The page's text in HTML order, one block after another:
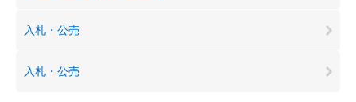
入札・公売
入札・公売